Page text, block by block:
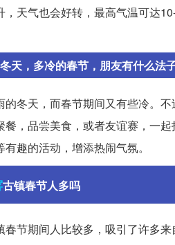
，天气也会好转，最高气温可达
天，多冷的春节，朋友有什么法
的冬天，而春节期间又有些冷。
餐，品尝美食，或者友谊赛，一
趣的活动，增添热闹气氛。
古镇春节人多吗
春节期间人比较多，吸引了许多